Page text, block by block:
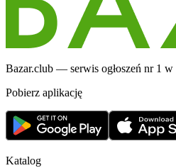
Bazar.club — serwis ogłoszeń nr 1
Pobierz aplikację
Katalog